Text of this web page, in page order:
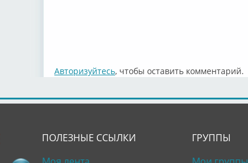
Авторизуйтесь, чтобы оставить комментарий.
ПОЛЕЗНЫЕ ССЫЛКИ
ГРУППЫ